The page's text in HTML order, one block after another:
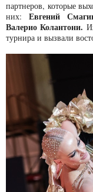
партнеров, которые
них: Евгений
Валерио Колантони.
турнира и вызвали